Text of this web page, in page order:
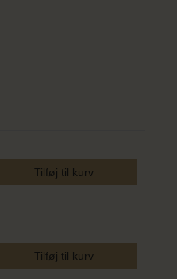
Tilføj til kurv
Tilføj til kurv